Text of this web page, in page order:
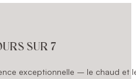
SUR 7
exceptionnelle – le chaud et